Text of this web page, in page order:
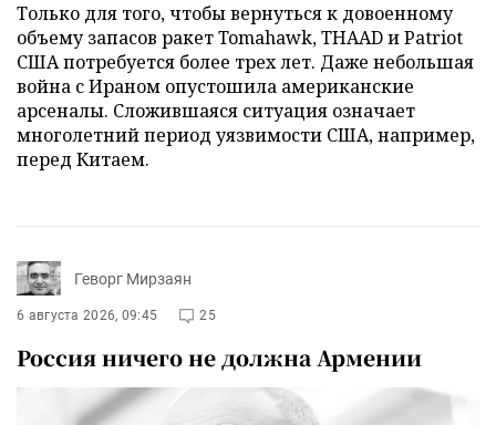
Только для того, чтобы вернуться к довоенному
объему запасов ракет Tomahawk, THAAD и Patriot
США потребуется более трех лет. Даже небольшая
война с Ираном опустошила американские
арсеналы. Сложившаяся ситуация означает
многолетний период уязвимости США, например,
перед Китаем.
Геворг Мирзаян
6 августа 2026, 09:45 25
Россия ничего не должна Армении